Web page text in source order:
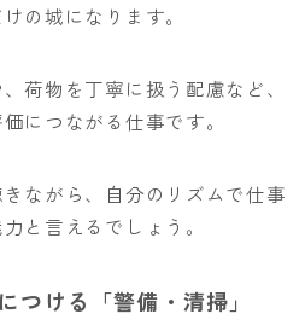
の城になります。
荷物を丁寧に扱う配慮など、
につながる仕事です。
ながら、自分のリズムで仕事
と言えるでしょう。
つける「警備・清掃」